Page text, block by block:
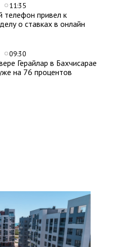
11:35
привел к
о ставках в онлайн
09:30
Герайлар в Бахчисарае
на 76 процентов